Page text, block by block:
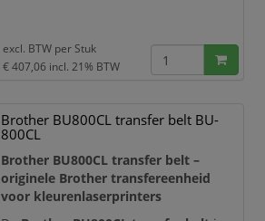
excl. BTW per Stuk
€ 407,06 incl. 21% BTW
Brother BU800CL transfer belt BU-
800CL
Brother BU800CL transfer belt –
originele Brother transfereenheid
voor kleurenlaserprinters